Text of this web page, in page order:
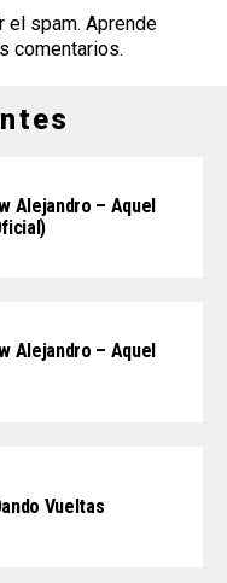
el spam. Aprende
comentarios.
Alejandro – Aquel
Alejandro – Aquel
Vueltas